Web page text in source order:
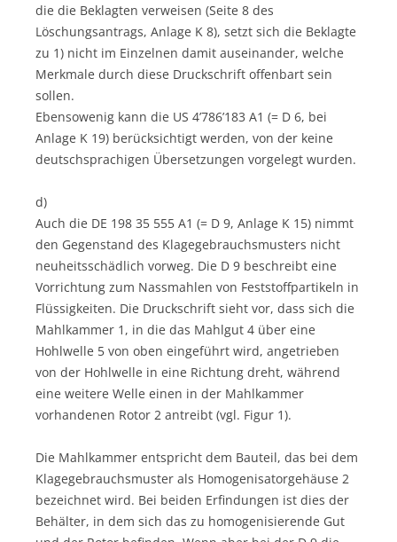
die die Beklagten verweisen (Seite 8 des
Löschungsantrags, Anlage K 8), setzt sich die Beklagte
zu 1) nicht im Einzelnen damit auseinander, welche
Merkmale durch diese Druckschrift offenbart sein
sollen.
Ebensowenig kann die US 4’786’183 A1 (= D 6, bei
Anlage K 19) berücksichtigt werden, von der keine
deutschsprachigen Übersetzungen vorgelegt wurden.
d)
Auch die DE 198 35 555 A1 (= D 9, Anlage K 15) nimmt
den Gegenstand des Klagegebrauchsmusters nicht
neuheitsschädlich vorweg. Die D 9 beschreibt eine
Vorrichtung zum Nassmahlen von Feststoffpartikeln in
Flüssigkeiten. Die Druckschrift sieht vor, dass sich die
Mahlkammer 1, in die das Mahlgut 4 über eine
Hohlwelle 5 von oben eingeführt wird, angetrieben
von der Hohlwelle in eine Richtung dreht, während
eine weitere Welle einen in der Mahlkammer
vorhandenen Rotor 2 antreibt (vgl. Figur 1).
Die Mahlkammer entspricht dem Bauteil, das bei dem
Klagegebrauchsmuster als Homogenisatorgehäuse 2
bezeichnet wird. Bei beiden Erfindungen ist dies der
Behälter, in dem sich das zu homogenisierende Gut